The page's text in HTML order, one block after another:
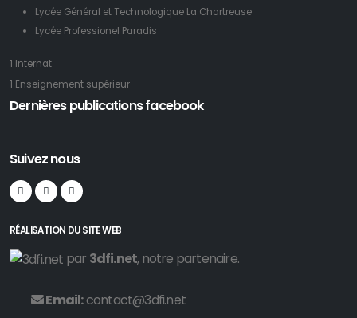
Lycée Général et Technologique La Chartreuse
Lycée Professionel Paradis
1 Internat
1 Enseignement supérieur
Dernières publications facebook
Suivez nous
RÉALISATION DU SITE WEB
par 3dfi.net, notre partenaire.
Email:contact@3dfi.net